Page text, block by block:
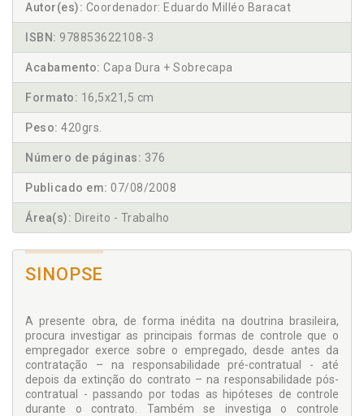
Autor(es): Coordenador: Eduardo Milléo Baracat
ISBN: 978853622108-3
Acabamento: Capa Dura + Sobrecapa
Formato: 16,5x21,5 cm
Peso: 420grs.
Número de páginas: 376
Publicado em: 07/08/2008
Área(s): Direito - Trabalho
SINOPSE
A presente obra, de forma inédita na doutrina brasileira,
procura investigar as principais formas de controle que o
empregador exerce sobre o empregado, desde antes da
contratação – na responsabilidade pré-contratual - até
depois da extinção do contrato – na responsabilidade pós-
contratual - passando por todas as hipóteses de controle
durante o contrato. Também se investiga o controle